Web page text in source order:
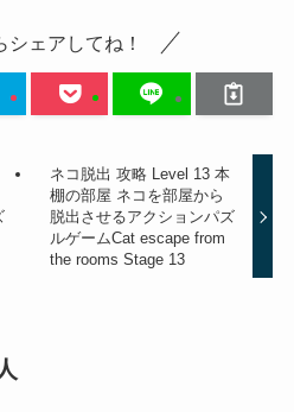
シェアしてね！
ネコ脱出 攻略 Level 13 本
棚の部屋 ネコを部屋から
脱出させるアクションパズ
ルゲームCat escape from
the rooms Stage 13